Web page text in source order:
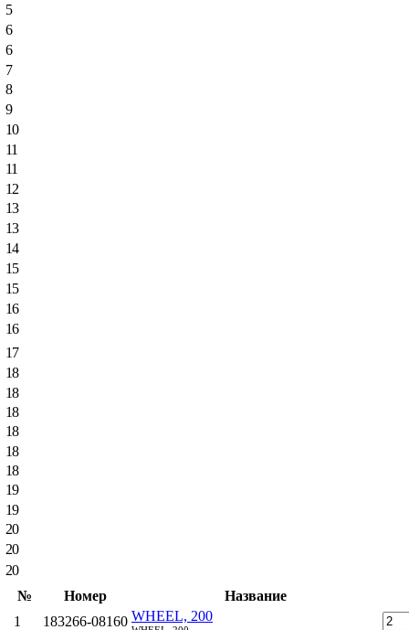
5
6
6
7
8
9
10
11
11
12
13
13
14
15
15
16
16
17
18
18
18
18
18
18
19
19
20
20
20
№
Номер
Название
1
183266-08160 WHEEL, 200